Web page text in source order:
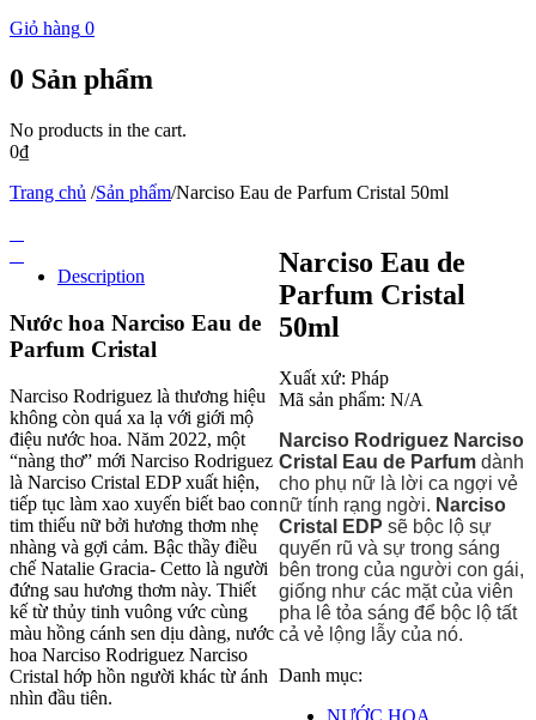
Giỏ hàng 0
0 Sản phẩm
No products in the cart.
0₫
Trang chủ /Sản phẩm/Narciso Eau de Parfum Cristal 50ml
Narciso Eau de
Parfum Cristal
50ml
Xuất xứ: Pháp
Mã sản phẩm: N/A
Narciso Rodriguez Narciso
Cristal Eau de Parfumdành
cho phụ nữ là lời ca ngợi vẻ
nữ tính rạng ngời. Narciso
Cristal EDP sẽ bộc lộ sự
quyến rũ và sự trong sáng
bên trong của người con gái,
giống như các mặt của viên
pha lê tỏa sáng để bộc lộ tất
cả vẻ lộng lẫy của nó.
Danh mục:
NƯỚC HOA
Description
Nước hoa Narciso Eau de
Parfum Cristal
Narciso Rodriguez là thương hiệu
không còn quá xa lạ với giới mộ
điệu nước hoa. Năm 2022, một
“nàng thơ” mới Narciso Rodriguez
là Narciso Cristal EDP xuất hiện,
tiếp tục làm xao xuyến biết bao con
tim thiếu nữ bởi hương thơm nhẹ
nhàng và gợi cảm. Bậc thầy điều
chế Natalie Gracia- Cetto là người
đứng sau hương thơm này. Thiết
kế từ thủy tinh vuông vức cùng
màu hồng cánh sen dịu dàng, nước
hoa Narciso Rodriguez Narciso
Cristal hớp hồn người khác từ ánh
nhìn đầu tiên.